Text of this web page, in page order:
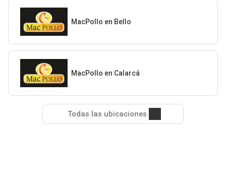
MacPollo en Bello
MacPollo en Calarcá
Todas las ubicaciones